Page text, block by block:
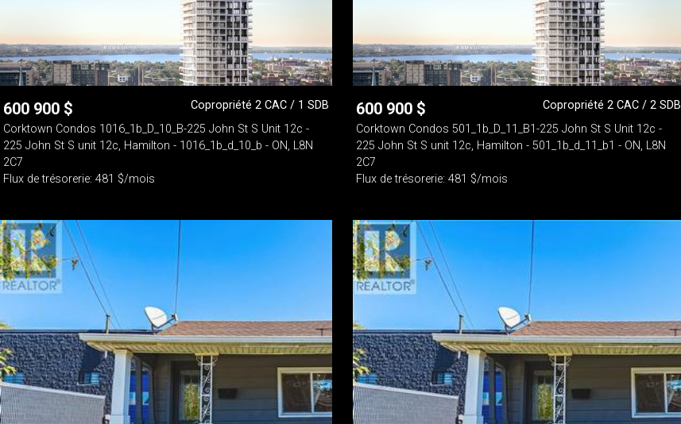
600 900 $
Copropriété 2 CAC / 1 SDB
Corktown Condos 1016_1b_D_10_B-225 John St S Unit 12c -
225 John St S unit 12c, Hamilton - 1016_1b_d_10_b - ON, L8N
2C7
Flux de trésorerie: 481 $/mois
600 900 $
Copropriété 2 CAC / 2 SDB
Corktown Condos 501_1b_D_11_B1-225 John St S Unit 12c -
225 John St S unit 12c, Hamilton - 501_1b_d_11_b1 - ON, L8N
2C7
Flux de trésorerie: 481 $/mois